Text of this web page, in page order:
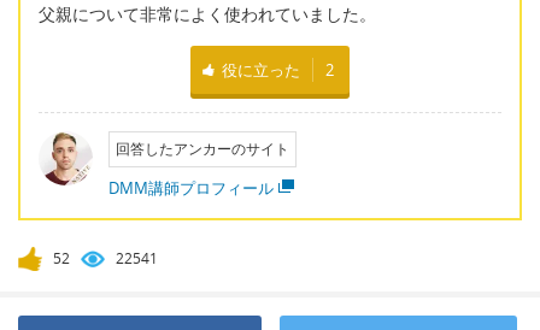
父親について非常によく使われていました。
役に立った 2
回答したアンカーのサイト
DMM講師プロフィール
52 22541